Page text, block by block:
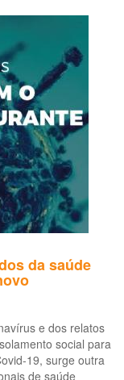
da saúde
e dos relatos
social para
19, surge outra
de saúde